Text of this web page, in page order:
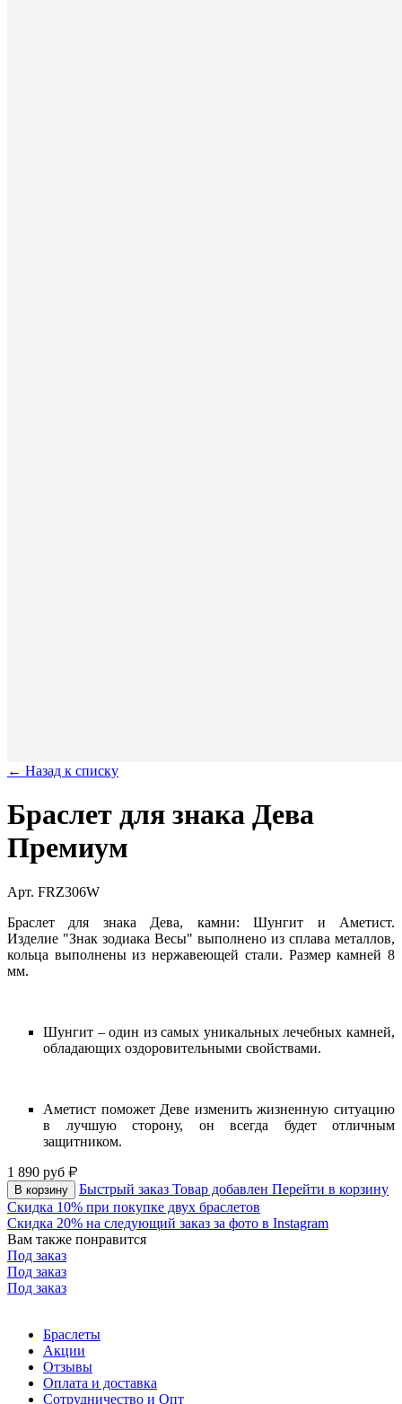
← Назад к списку
Браслет для знака Дева
Премиум
Арт. FRZ306W
Браслет для знака Дева, камни: Шунгит и Аметист.
Изделие "Знак зодиака Весы" выполнено из сплава металлов,
кольца выполнены из нержавеющей стали. Размер камней 8
мм.
Шунгит – один из самых уникальных лечебных камней,
обладающих оздоровительными свойствами.
Аметист поможет Деве изменить жизненную ситуацию
в лучшую сторону, он всегда будет отличным
защитником.
1 890 руб
В корзину Быстрый заказ Товар добавлен Перейти в корзину
Скидка 10% при покупке двух браслетов
Скидка 20% на следующий заказ за фото в Instagram
Вам также понравится
Под заказ
Под заказ
Под заказ
Браслеты
Акции
Отзывы
Оплата и доставка
Сотрудничество и Опт